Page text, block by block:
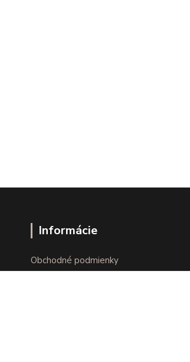
Informácie
Obchodné podmienky